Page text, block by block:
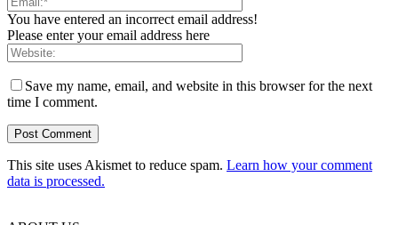
You have entered an incorrect email address!
Please enter your email address here
Save my name, email, and website in this browser for the next
time I comment.
This site uses Akismet to reduce spam. Learn how your comment
data is processed.